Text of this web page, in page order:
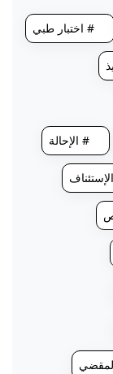
# اختبار طبي
# الإحالة